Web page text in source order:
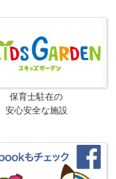
保育士駐在の
安心安全な施設